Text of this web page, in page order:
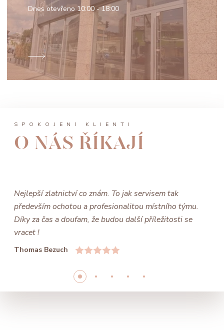
Dnes otevřeno10:00 - 18:00
SPOKOJENÍ KLIENTI
O NÁS ŘÍKAJÍ
Nejlepší zlatnictví co znám. To jak servisem tak
především ochotou a profesionalitou místního týmu.
Díky za čas a doufam, že budou další příležitosti se
vracet !
Thomas Bezuch